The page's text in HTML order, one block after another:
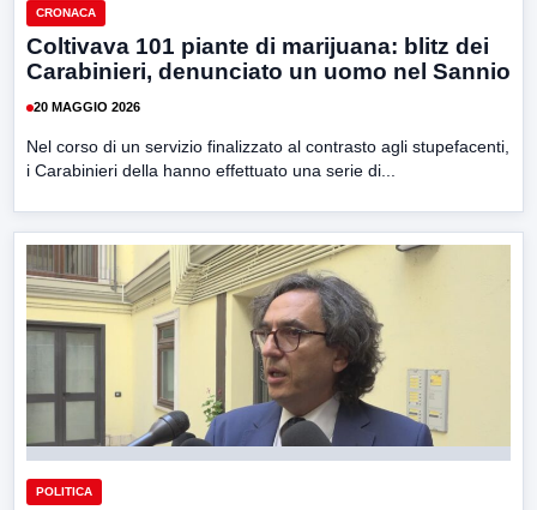
CRONACA
Coltivava 101 piante di marijuana: blitz dei
Carabinieri, denunciato un uomo nel Sannio
20 MAGGIO 2026
Nel corso di un servizio finalizzato al contrasto agli stupefacenti,
i Carabinieri della hanno effettuato una serie di...
POLITICA